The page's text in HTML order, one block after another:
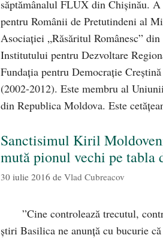
săptămânalul FLUX din Chişinău.
pentru Românii de Pretutindeni al
Asociaţiei „Răsăritul Românesc”
Institutului pentru Dezvoltare
Fundaţia pentru Democraţie
(2002-2012). Este membru al
din Republica Moldova. Este
Sanctisimul Kiril
mută pionul vechi pe tabla
30 iulie 2016 de Vlad Cubreacov
”Cine controlează trecutul,
știri Basilica ne anunță cu bucurie